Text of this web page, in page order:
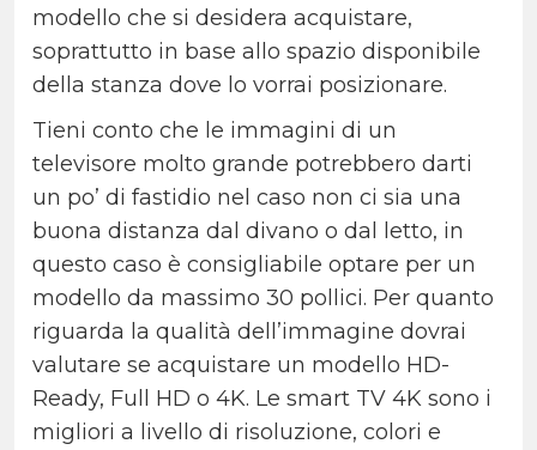
modello che si desidera acquistare,
soprattutto in base allo spazio disponibile
della stanza dove lo vorrai posizionare.
Tieni conto che le immagini di un
televisore molto grande potrebbero darti
un po’ di fastidio nel caso non ci sia una
buona distanza dal divano o dal letto, in
questo caso è consigliabile optare per un
modello da massimo 30 pollici. Per quanto
riguarda la qualità dell’immagine dovrai
valutare se acquistare un modello HD-
Ready, Full HD o 4K. Le smart TV 4K sono i
migliori a livello di risoluzione, colori e